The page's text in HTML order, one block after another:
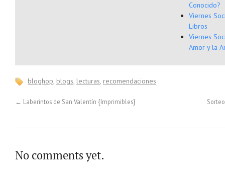
Conocido?
Viernes
Libros
Viernes
Amor y la
bloghop, blogs, lecturas, recomendaciones
← Laberintos de San Valentín {Imprimibles}
No comments yet.